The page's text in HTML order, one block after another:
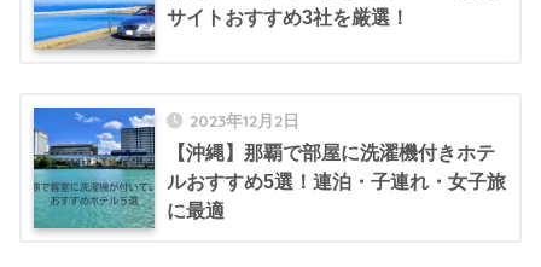
サイトおすすめ3社を厳選！
2023年12月2日
【沖縄】那覇で部屋に洗濯機付きホテ
ルおすすめ5選！連泊・子連れ・女子旅
に最適